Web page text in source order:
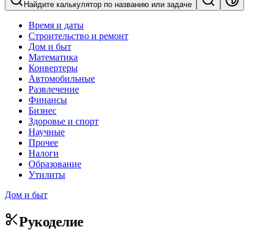
Найдите калькулятор по названию или задаче
Время и даты
Строительство и ремонт
Дом и быт
Математика
Конвертеры
Автомобильные
Развлечение
Финансы
Бизнес
Здоровье и спорт
Научные
Прочее
Налоги
Образование
Утилиты
Дом и быт
Рукоделие